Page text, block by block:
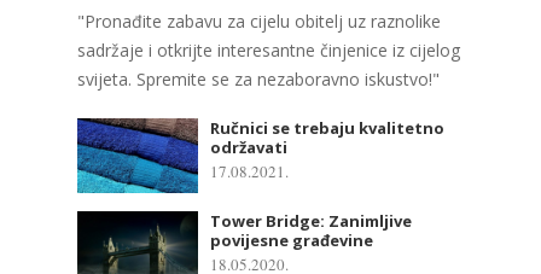
"Pronađite zabavu za cijelu obitelj uz raznolike
sadržaje i otkrijte interesantne činjenice iz cijelog
svijeta. Spremite se za nezaboravno iskustvo!"
Ručnici se trebaju kvalitetno
održavati
17.08.2021.
Tower Bridge: Zanimljive
povijesne građevine
18.05.2020.